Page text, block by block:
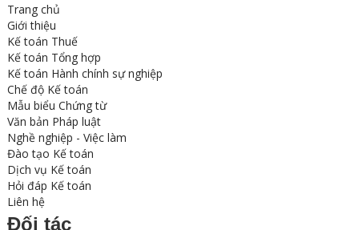
Trang chủ
Giới thiệu
Kế toán Thuế
Kế toán Tổng hợp
Kế toán Hành chính sự nghiệp
Chế độ Kế toán
Mẫu biểu Chứng từ
Văn bản Pháp luật
Nghề nghiệp - Việc làm
Đào tạo Kế toán
Dịch vụ Kế toán
Hỏi đáp Kế toán
Liên hệ
Đối tác